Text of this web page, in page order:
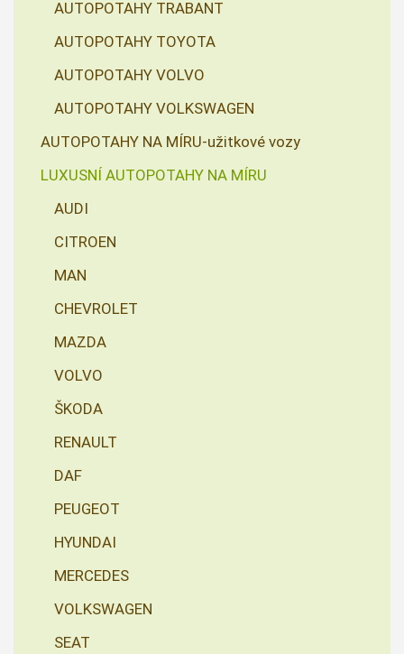
AUTOPOTAHY TRABANT
AUTOPOTAHY TOYOTA
AUTOPOTAHY VOLVO
AUTOPOTAHY VOLKSWAGEN
AUTOPOTAHY NA MÍRU-užitkové vozy
LUXUSNÍ AUTOPOTAHY NA MÍRU
AUDI
CITROEN
MAN
CHEVROLET
MAZDA
VOLVO
ŠKODA
RENAULT
DAF
PEUGEOT
HYUNDAI
MERCEDES
VOLKSWAGEN
SEAT